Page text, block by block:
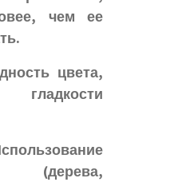
чем ее
цвета,
(дерева,